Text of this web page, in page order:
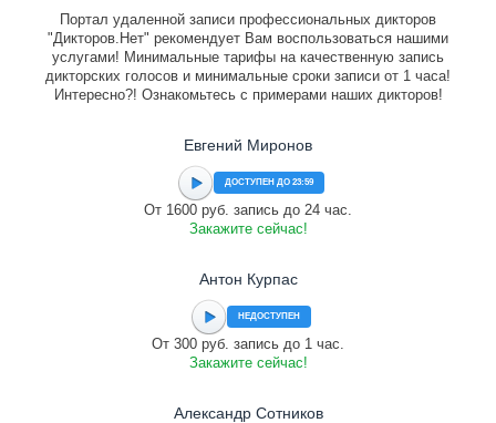
Портал удаленной записи профессиональных дикторов
"Дикторов.Нет" рекомендует Вам воспользоваться нашими
услугами! Минимальные тарифы на качественную запись
дикторских голосов и минимальные сроки записи от 1 часа!
Интересно?! Ознакомьтесь с примерами наших дикторов!
Евгений Миронов
ДОСТУПЕН ДО 23:59
От 1600 руб. запись до 24 час.
Закажите сейчас!
Антон Курпас
НЕДОСТУПЕН
От 300 руб. запись до 1 час.
Закажите сейчас!
Александр Сотников